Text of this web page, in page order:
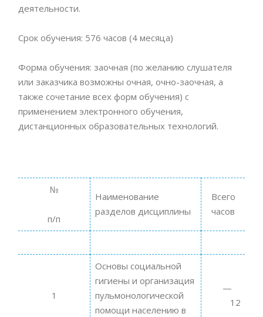
деятельности.
Срок обучения: 576 часов (4 месяца)
Форма обучения: заочная (по желанию слушателя
или заказчика возможны очная, очно-заочная, а
также сочетание всех форм обучения) с
применением электронного обучения,
дистанционных образовательных технологий.
№
п/п
Наименование
разделов дисциплины
Всего
часов
1
Основы социальной
гигиены и организация
пульмонологической
помощи населению в
12